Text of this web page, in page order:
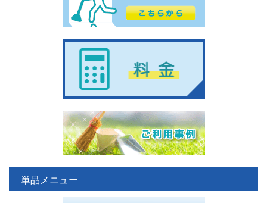
単品メニュー